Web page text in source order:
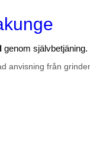
genom
anvisning från